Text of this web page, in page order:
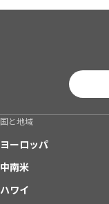
国と地域
ヨーロッパ
中南米
ハワイ